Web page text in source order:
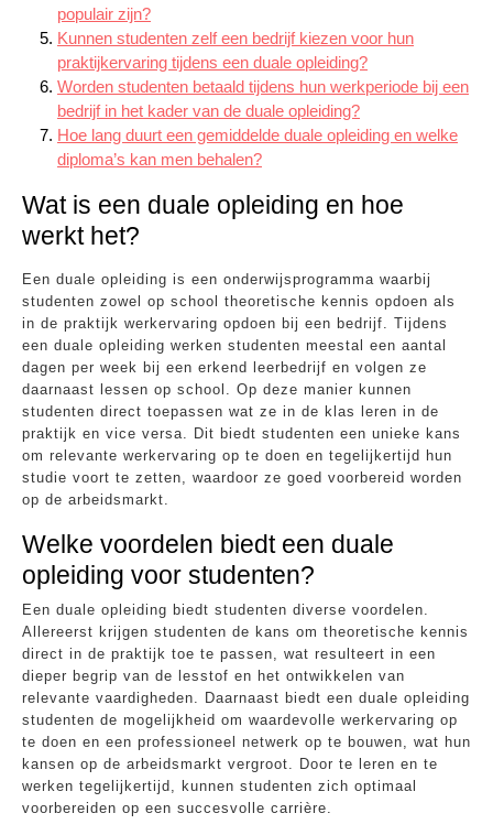
populair zijn?
Kunnen studenten zelf een bedrijf kiezen voor hun
praktijkervaring tijdens een duale opleiding?
Worden studenten betaald tijdens hun werkperiode bij een
bedrijf in het kader van de duale opleiding?
Hoe lang duurt een gemiddelde duale opleiding en welke
diploma’s kan men behalen?
Wat is een duale opleiding en hoe
werkt het?
Een duale opleiding is een onderwijsprogramma waarbij
studenten zowel op school theoretische kennis opdoen als
in de praktijk werkervaring opdoen bij een bedrijf. Tijdens
een duale opleiding werken studenten meestal een aantal
dagen per week bij een erkend leerbedrijf en volgen ze
daarnaast lessen op school. Op deze manier kunnen
studenten direct toepassen wat ze in de klas leren in de
praktijk en vice versa. Dit biedt studenten een unieke kans
om relevante werkervaring op te doen en tegelijkertijd hun
studie voort te zetten, waardoor ze goed voorbereid worden
op de arbeidsmarkt.
Welke voordelen biedt een duale
opleiding voor studenten?
Een duale opleiding biedt studenten diverse voordelen.
Allereerst krijgen studenten de kans om theoretische kennis
direct in de praktijk toe te passen, wat resulteert in een
dieper begrip van de lesstof en het ontwikkelen van
relevante vaardigheden. Daarnaast biedt een duale opleiding
studenten de mogelijkheid om waardevolle werkervaring op
te doen en een professioneel netwerk op te bouwen, wat hun
kansen op de arbeidsmarkt vergroot. Door te leren en te
werken tegelijkertijd, kunnen studenten zich optimaal
voorbereiden op een succesvolle carrière.